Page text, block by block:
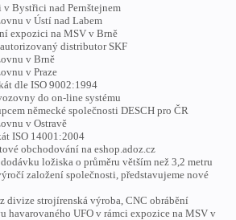
Bystřici nad Pernštejnem
v Ústí nad Labem
expozici na MSV v Brně
distributor SKF
v Brně
v Praze
dle ISO 9002:1994
do on-line systému
německé společnosti DESCH pro ČR
v Ostravě
ISO 14001:2004
obchodování na eshop.adoz.cz
ložiska o průměru větším než 3,2 metru
založení společnosti, představujeme nové
divize strojírenská výroba, CNC obrábění
havarovaného UFO v rámci expozice na MSV v